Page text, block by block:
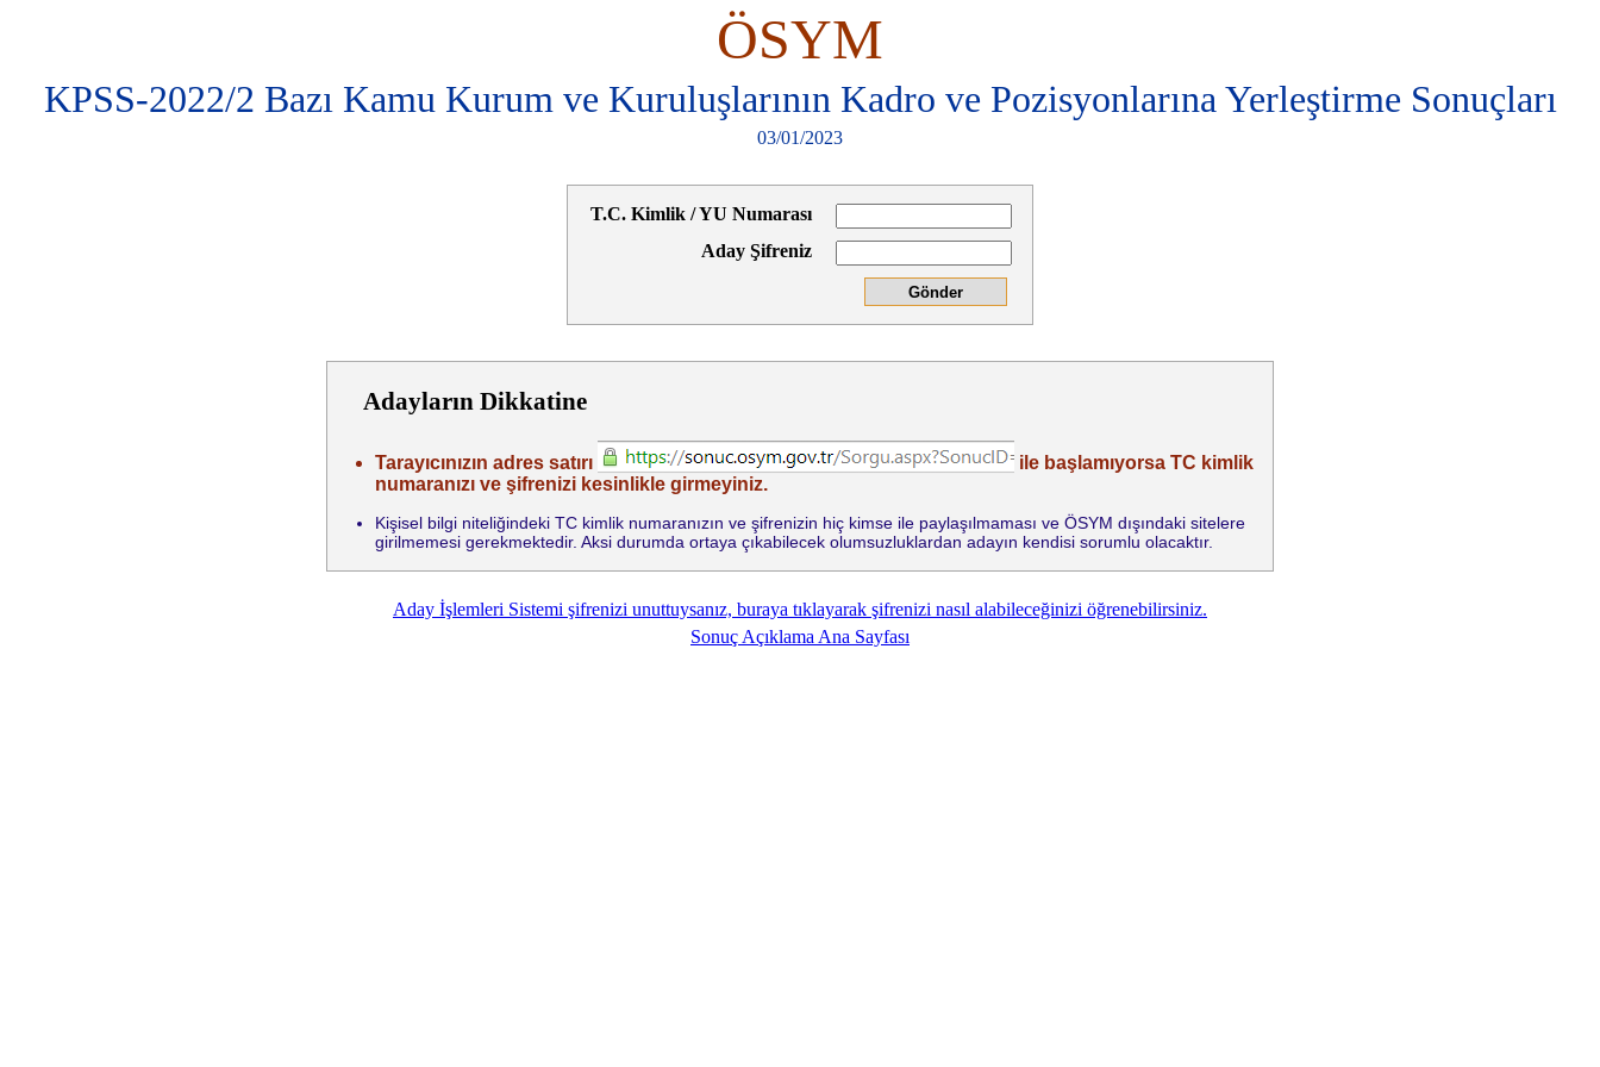
ÖSYM
KPSS-2022/2 Bazı Kamu Kurum ve Kuruluşlarının Kadro ve Pozisyonlarına Yerleştirme Sonuçları
03/01/2023
T.C. Kimlik / YU Numarası
Aday Şifreniz
Adayların Dikkatine
Tarayıcınızın adres satırı
ile başlamıyorsa TC kimlik
numaranızı ve şifrenizi kesinlikle girmeyiniz.
Kişisel bilgi niteliğindeki TC kimlik numaranızın ve şifrenizin hiç kimse ile paylaşılmaması ve ÖSYM dışındaki sitelere
girilmemesi gerekmektedir. Aksi durumda ortaya çıkabilecek olumsuzluklardan adayın kendisi sorumlu olacaktır.
Aday İşlemleri Sistemi şifrenizi unuttuysanız, buraya tıklayarak şifrenizi nasıl alabileceğinizi öğrenebilirsiniz.
Sonuç Açıklama Ana Sayfası